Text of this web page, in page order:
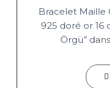
Bracelet Maille
925 doré or 16
Örgü”